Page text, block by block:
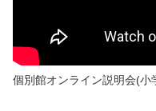
個別館オンライン説明会(小